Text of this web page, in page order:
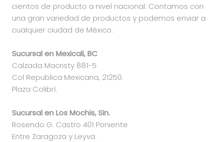
cientos de producto a nivel nacional. Contamos con
una gran variedad de productos y podemos enviar a
cualquier ciudad de México.
Sucursal en Mexicali, BC
Calzada Macristy 881-5
Col Republica Mexicana, 21250.
Plaza Colibrí.
Sucursal en Los Mochis, Sin.
Rosendo G. Castro 401 Poniente
Entre Zaragoza y Leyva.